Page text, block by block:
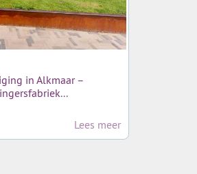
in Alkmaar –
Lees meer